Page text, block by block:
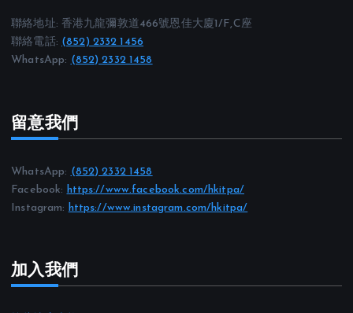
聯絡地址: 香港九龍彌敦道466號恩佳大廈1/F,C座
聯絡電話: (852) 2332 1456
WhatsApp: (852) 2332 1458
留意我們
WhatsApp: (852) 2332 1458
Facebook: https://www.facebook.com/hkitpa/
Instagram: https://www.instagram.com/hkitpa/
加入我們